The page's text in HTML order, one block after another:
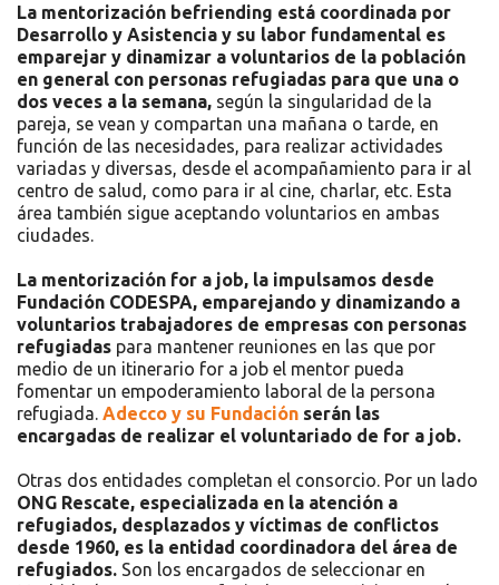
La mentorización befriending está coordinada por
Desarrollo y Asistencia y su labor fundamental es
emparejar y dinamizar a voluntarios de la población
en general con personas refugiadas para que una o
dos veces a la semana, según la singularidad de la
pareja, se vean y compartan una mañana o tarde, en
función de las necesidades, para realizar actividades
variadas y diversas, desde el acompañamiento para ir al
centro de salud, como para ir al cine, charlar, etc. Esta
área también sigue aceptando voluntarios en ambas
ciudades.
La mentorización for a job, la impulsamos desde
Fundación CODESPA, emparejando y dinamizando a
voluntarios trabajadores de empresas con personas
refugiadas para mantener reuniones en las que por
medio de un itinerario for a job el mentor pueda
fomentar un empoderamiento laboral de la persona
refugiada. Adecco y su Fundación serán las
encargadas de realizar el voluntariado de for a job.
Otras dos entidades completan el consorcio. Por un lado
ONG Rescate, especializada en la atención a
refugiados, desplazados y víctimas de conflictos
desde 1960, es la entidad coordinadora del área de
refugiados. Son los encargados de seleccionar en